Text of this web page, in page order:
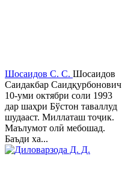
Шосаидов С. С. Шосаидов
Саидакбар Саидқурбонович
10-уми октябри соли 1993
дар шаҳри Бўстон таваллуд
шудааст. Миллаташ тоҷик.
Маълумот олӣ мебошад.
Баъди ха...